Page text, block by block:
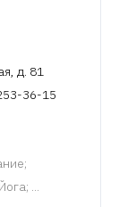
д. 81
36-15
...